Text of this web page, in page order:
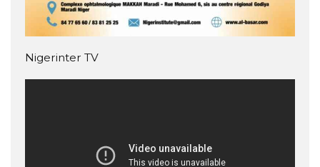
Nigerinter TV